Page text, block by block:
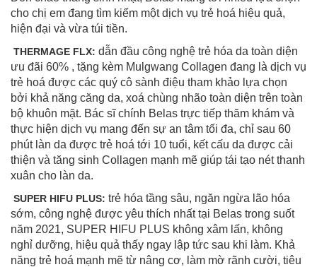
cho chị em đang tìm kiếm một dịch vụ trẻ hoá hiệu quả,
hiện đại và vừa túi tiền.
THERMAGE FLX: dẫn đầu công nghệ trẻ hóa da toàn diện
ưu đãi 60% , tặng kèm Mulgwang Collagen đang là dịch vụ
trẻ hoá được các quý cô sành điệu tham khảo lựa chọn
bởi khả năng căng da, xoá chùng nhão toàn diện trên toàn
bộ khuôn mặt. Bác sĩ chính Belas trực tiếp thăm khám và
thực hiện dịch vụ mang đến sự an tâm tối đa, chỉ sau 60
phút làn da được trẻ hoá tới 10 tuổi, kết cấu da được cải
thiện và tăng sinh Collagen mạnh mẽ giúp tái tạo nét thanh
xuân cho làn da.
SUPER HIFU PLUS: trẻ hóa tầng sâu, ngăn ngừa lão hóa
sớm, công nghệ được yêu thích nhất tại Belas trong suốt
năm 2021, SUPER HIFU PLUS không xâm lấn, không
nghỉ dưỡng, hiệu quả thấy ngay lập tức sau khi làm. Khả
năng trẻ hoá mạnh mẽ từ nâng cơ, làm mờ rãnh cười, tiêu